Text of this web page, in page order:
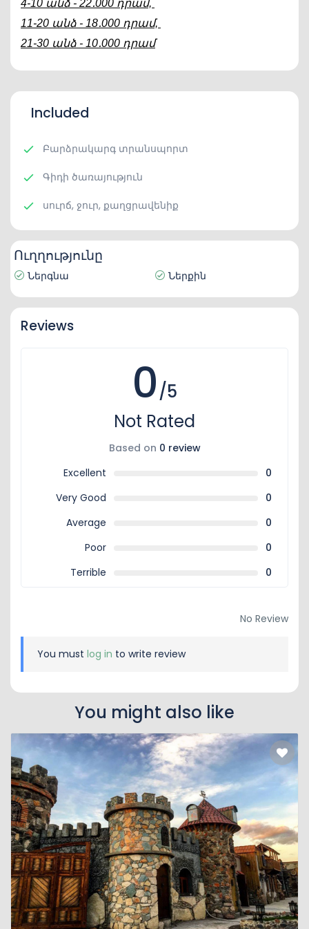
4-10 անձ - 22․000 դրամ,
11-20 անձ - 18․000 դրամ,
21-30 անձ - 10․000 դրամ
Included
Բարձրակարգ տրանսպորտ
Գիդի ծառայություն
սուրճ, ջուր, քաղցրավենիք
Ուղղությունը
Ներգնա Ներքին
Reviews
0/5
Not Rated
Based on 0 review
Excellent
0
Very Good
0
Average
0
Poor
0
Terrible
0
No Review
You must log in to write review
You might also like